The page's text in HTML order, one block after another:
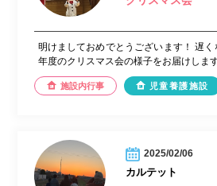
明けましておめでとうございます！ 遅
年度のクリスマス会の様子をお届けしま
施設内行事 児童養護施設
2025/02/06
カルテット